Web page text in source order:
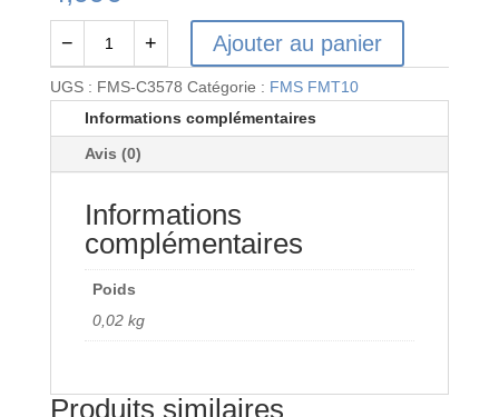
quantité
de
FMS-
FMT10
DIFFERENTIAL
− + Ajouter au panier
UGS : FMS-C3578 Catégorie : FMS FMT10
Informations complémentaires
Avis (0)
Informations
complémentaires
Poids
0,02 kg
Produits similaires